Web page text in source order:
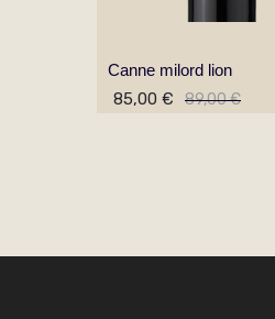
Canne milord lion
85,00 € 89,00 €